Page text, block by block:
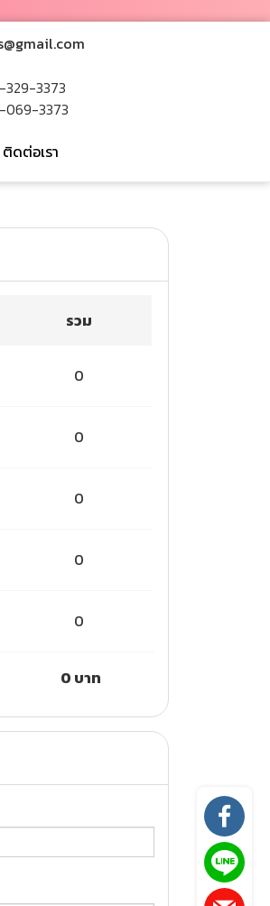
3373
3373
ติดต่อเรา
รวม
0
0
0
0
0
0 บาท